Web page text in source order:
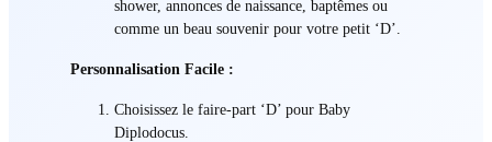
shower, annonces de naissance, baptêmes ou
comme un beau souvenir pour votre petit ‘D’.
Personnalisation Facile :
Choisissez le faire-part ‘D’ pour Baby
Diplodocus.